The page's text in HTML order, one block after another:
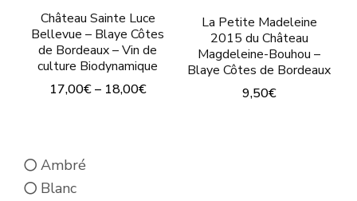
du
produit
page
du
produit
Château Sainte Luce
Bellevue – Blaye Côtes
de Bordeaux – Vin de
culture Biodynamique
17,00€– 18,00€
La Petite Madeleine
2015 du Château
Magdeleine-Bouhou –
Blaye Côtes de Bordeaux
9,50€
Ambré
Blanc